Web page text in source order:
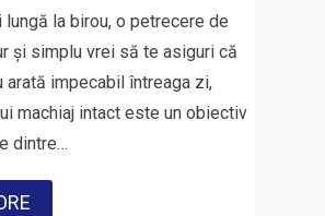
lungă la birou, o petrecere de
și simplu vrei să te asiguri că
arată impecabil întreaga zi,
machiaj intact este un obiectiv
dintre…